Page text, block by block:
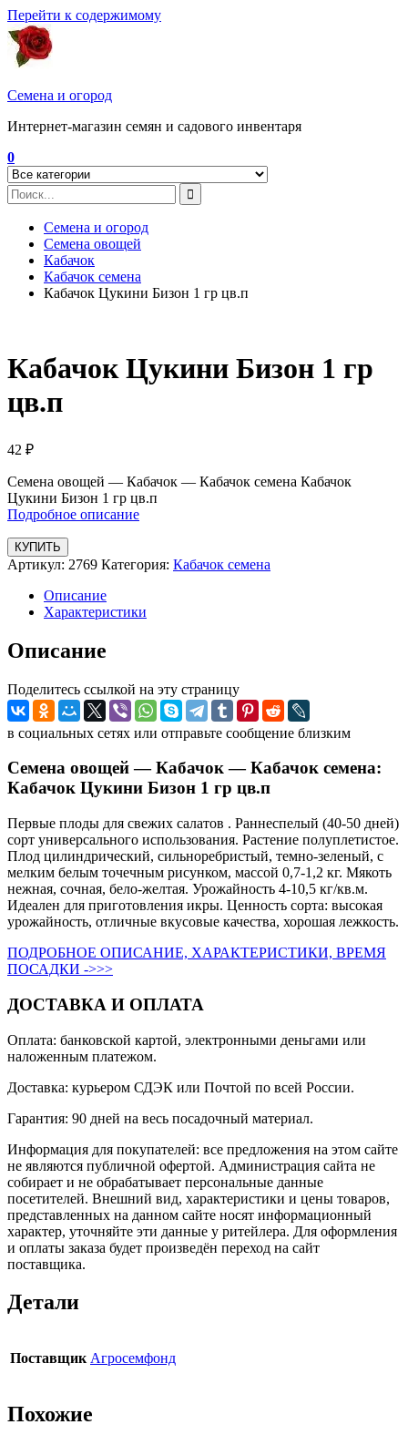
Перейти к содержимому
Семена и огород
Интернет-магазин семян и садового инвентаря
0
Семена и огород
Семена овощей
Кабачок
Кабачок семена
Кабачок Цукини Бизон 1 гр цв.п
Кабачок Цукини Бизон 1 гр
цв.п
42 ₽
Семена овощей — Кабачок — Кабачок семена Кабачок
Цукини Бизон 1 гр цв.п
Подробное описание
КУПИТЬ
Артикул: 2769 Категория: Кабачок семена
Описание
Характеристики
Описание
Поделитесь ссылкой на эту страницу
в социальных сетях или отправьте сообщение близким
Семена овощей — Кабачок — Кабачок семена:
Кабачок Цукини Бизон 1 гр цв.п
Первые плоды для свежих салатов . Раннеспелый (40-50 дней)
сорт универсального использования. Растение полуплетистое.
Плод цилиндрический, сильноребристый, темно-зеленый, с
мелким белым точечным рисунком, массой 0,7-1,2 кг. Мякоть
нежная, сочная, бело-желтая. Урожайность 4-10,5 кг/кв.м.
Идеален для приготовления икры. Ценность сорта: высокая
урожайность, отличные вкусовые качества, хорошая лежкость.
ПОДРОБНОЕ ОПИСАНИЕ, ХАРАКТЕРИСТИКИ, ВРЕМЯ
ПОСАДКИ ->>>
ДОСТАВКА И ОПЛАТА
Оплата: банковской картой, электронными деньгами или
наложенным платежом.
Доставка: курьером СДЭК или Почтой по всей России.
Гарантия: 90 дней на весь посадочный материал.
Информация для покупателей: все предложения на этом сайте
не являются публичной офертой. Администрация сайта не
собирает и не обрабатывает персональные данные
посетителей. Внешний вид, характеристики и цены товаров,
представленных на данном сайте носят информационный
характер, уточняйте эти данные у ритейлера. Для оформления
и оплаты заказа будет произведён переход на сайт
поставщика.
Детали
Поставщик Агросемфонд
Похожие